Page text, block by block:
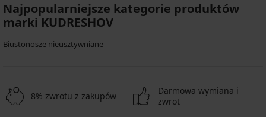
Najpopularniejsze kategorie produktów
marki KUDRESHOV
Biustonosze nieusztywniane
8% zwrotu z zakupów
Darmowa wymiana i
zwrot